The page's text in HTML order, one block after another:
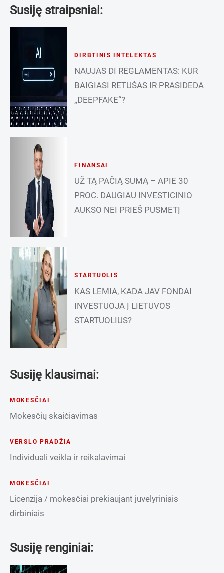
Susiję straipsniai:
DIRBTINIS INTELEKTAS
NAUJAS DI REGLAMENTAS: KUR
BAIGIASI RETUŠAS IR PRASIDEDA
„DEEPFAKE“?
FINANSAI
UŽ TĄ PAČIĄ SUMĄ – APIE 30
PROC. DAUGIAU INVESTICINIO
AUKSO NEI PRIEŠ PUSMETĮ
STARTUOLIS
KAS LEMIA, KADA JAV FONDAI
INVESTUOJA Į LIETUVOS
STARTUOLIUS?
Susiję klausimai:
MOKESČIAI
Mokesčių skaičiavimas
VERSLO PRADŽIA
Individuali veikla ir reikalavimai
MOKESČIAI
Licenzija / mokesčiai prekiaujant juvelyriniais
dirbiniais
Susiję renginiai: